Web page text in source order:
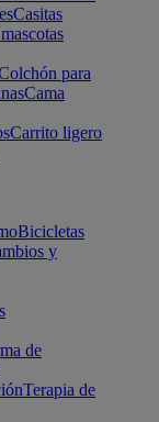
Casitas
para
Cama
Carrito ligero
Bicicletas
y
de
Terapia de